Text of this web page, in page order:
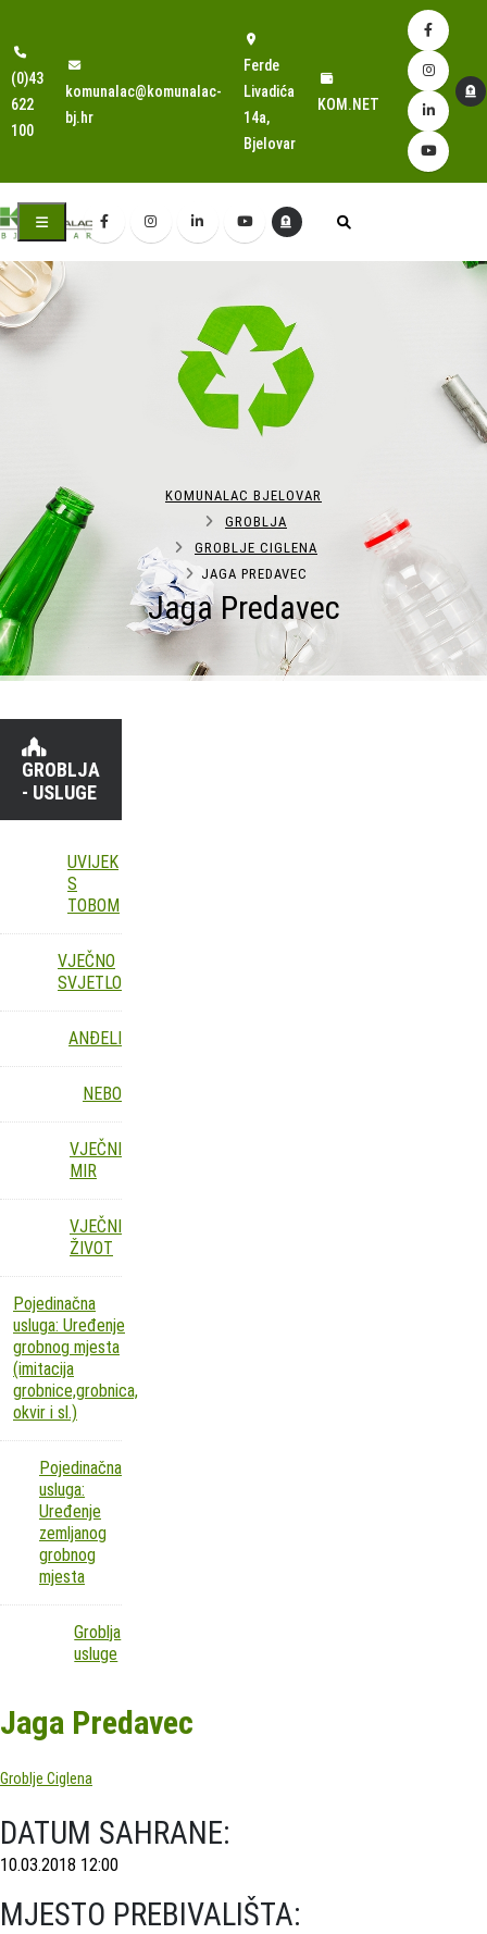
(0)43
622
100
komunalac@komunalac-
bj.hr
Ferde
Livadića
14a,
Bjelovar
KOM.NET
Jaga Predavec
KOMUNALAC BJELOVAR
GROBLJA
GROBLJE CIGLENA
JAGA PREDAVEC
GROBLJA
- USLUGE
UVIJEK
S
TOBOM
VJEČNO
SVJETLO
ANĐELI
NEBO
VJEČNI
MIR
VJEČNI
ŽIVOT
Pojedinačna
usluga: Uređenje
grobnog mjesta
(imitacija
grobnice,grobnica,
okvir i sl.)
Pojedinačna
usluga:
Uređenje
zemljanog
grobnog
mjesta
Groblja
usluge
Jaga Predavec
Groblje Ciglena
DATUM SAHRANE:
10.03.2018 12:00
MJESTO PREBIVALIŠTA: